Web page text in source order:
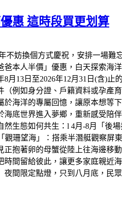
惠 這時段買更划算
不妨換個方式慶祝，安排一場
本人半價」優惠，白天探索
月13日至2026年12月31日(含)
例如身分證、戶籍資料或孕
海洋的專屬回憶，讓原本想
底世界進入夢鄉，重新感受
生態如何共生：l 4月-8月「後
珊望海」：搭乘半潛艇觀察
抱著卵的母蟹從陸上往海邊移
間留給彼此，讓更多家庭親
間限定點燈，只到八月底，